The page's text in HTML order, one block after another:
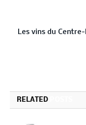
Les vins du
RELATED